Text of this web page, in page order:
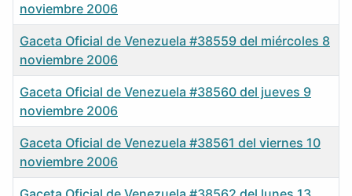
noviembre 2006
Gaceta Oficial de Venezuela #38559 del miércoles 8
noviembre 2006
Gaceta Oficial de Venezuela #38560 del jueves 9
noviembre 2006
Gaceta Oficial de Venezuela #38561 del viernes 10
noviembre 2006